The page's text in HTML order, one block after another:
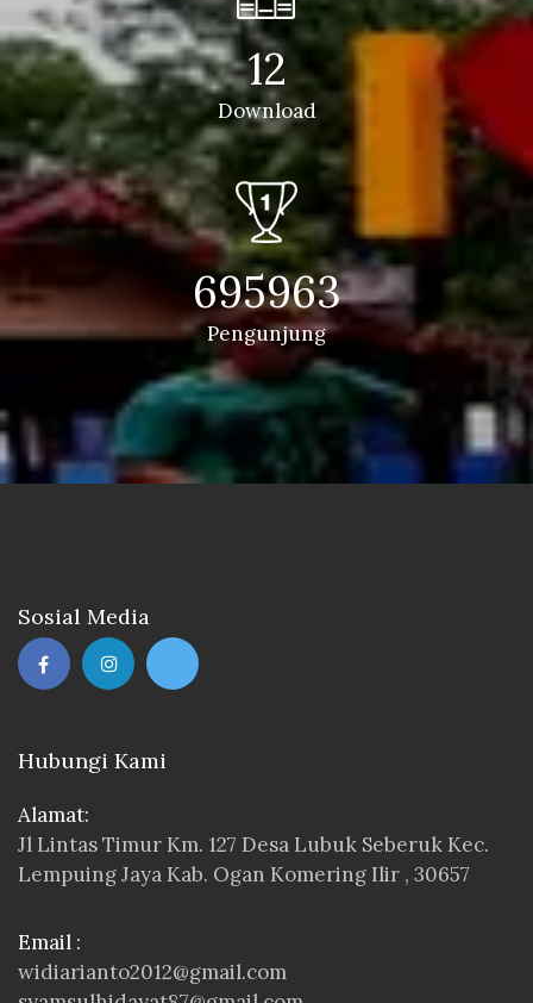
12
Download
695963
Pengunjung
Sosial Media
Hubungi Kami
Alamat:
Jl Lintas Timur Km. 127 Desa Lubuk Seberuk Kec.
Lempuing Jaya Kab. Ogan Komering Ilir , 30657
Email :
widiarianto2012@gmail.com